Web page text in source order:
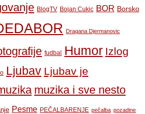
BlogTV Bojan Cukic BOR Borsko
Dragana Djermanovic
fudbal Humor Izlog
Ljubav Ljubav je
muzika i sve nesto
Pesme PEČALBARENJE pečalba pozadine